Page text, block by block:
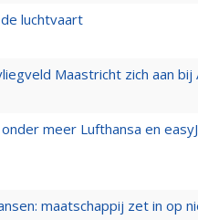
luchtvaart
Maastricht zich aan bij
meer Lufthansa en
maatschappij zet in op